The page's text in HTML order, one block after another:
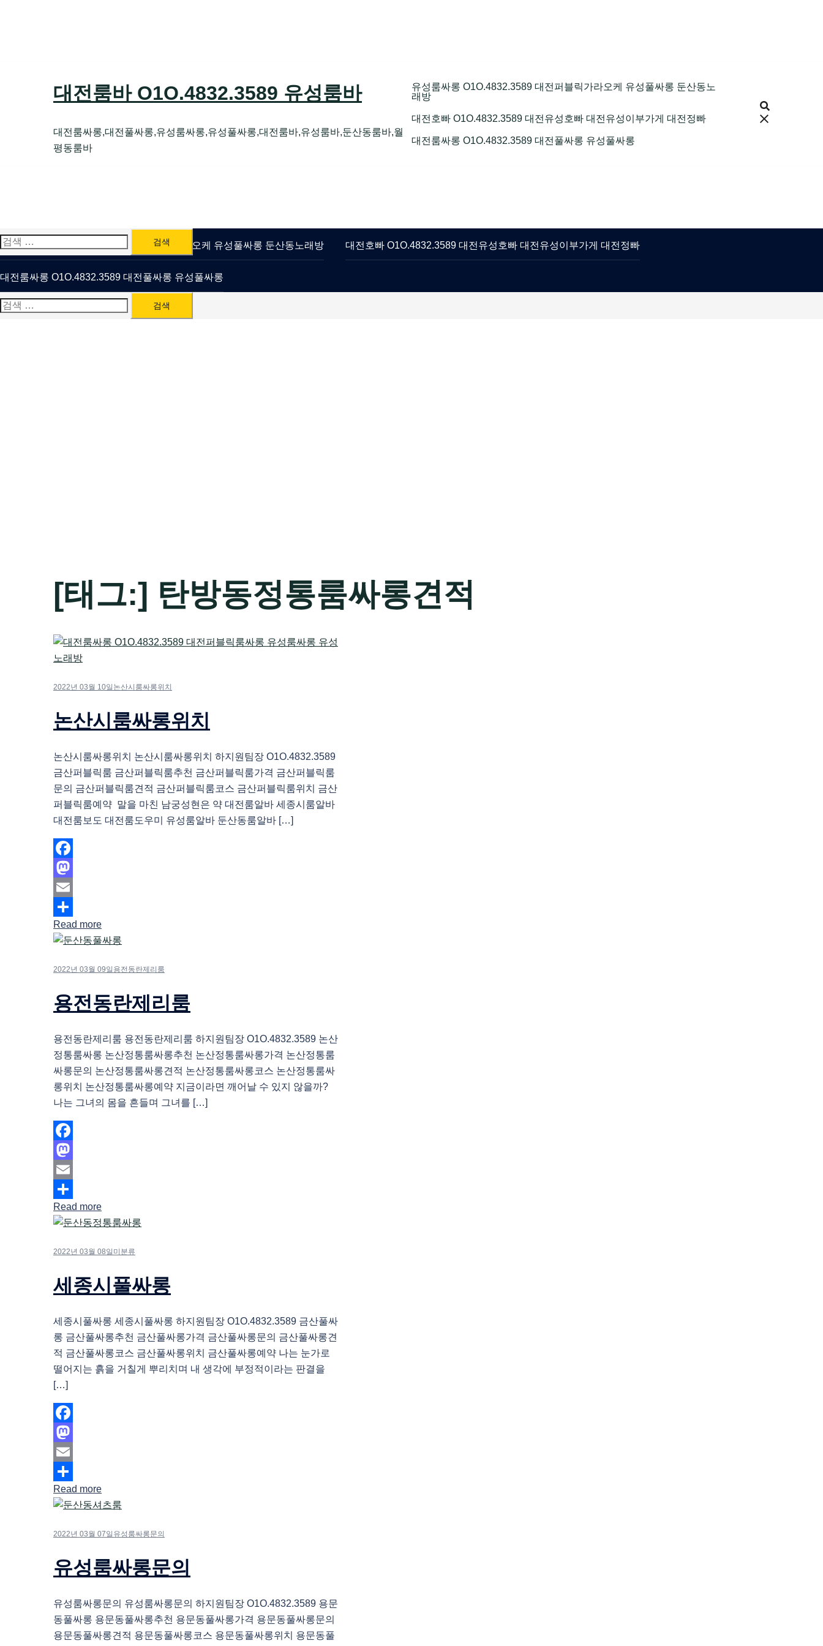
대전룸바 O1O.4832.3589 유성룸바
대전룸싸롱,대전풀싸롱,유성룸싸롱,유성풀싸롱,대전룸바,유성룸바,둔산동룸바,월
평동룸바
유성룸싸롱 O1O.4832.3589 대전퍼블릭가라오케 유성풀싸롱 둔산동노
래방
대전호빠 O1O.4832.3589 대전유성호빠 대전유성이부가게 대전정빠
대전룸싸롱 O1O.4832.3589 대전풀싸롱 유성풀싸롱
검
색:
유성룸싸롱 O1O.4832.3589 대전퍼블릭가라오케 유성풀싸롱 둔산동노래방 대전호빠 O1O.4832.3589 대전유성호빠 대전유성이부가게 대전정빠
대전룸싸롱 O1O.4832.3589 대전풀싸롱 유성풀싸롱
검
[태그:] 탄방동정통룸싸롱견적
2022년 03월 10일 논산시룸싸롱위치
논산시룸싸롱위치
논산시룸싸롱위치 논산시룸싸롱위치 하지원팀장 O1O.4832.3589
금산퍼블릭룸 금산퍼블릭룸추천 금산퍼블릭룸가격 금산퍼블릭룸
문의 금산퍼블릭룸견적 금산퍼블릭룸코스 금산퍼블릭룸위치 금산
퍼블릭룸예약 말을 마친 남궁성현은 약 대전룸알바 세종시룸알바
대전룸보도 대전룸도우미 유성룸알바 둔산동룸알바 […]
Facebook
Mastodon
Email
Share
Read more
2022년 03월 09일 용전동란제리룸
용전동란제리룸
용전동란제리룸 용전동란제리룸 하지원팀장 O1O.4832.3589 논산
정통룸싸롱 논산정통룸싸롱추천 논산정통룸싸롱가격 논산정통룸
싸롱문의 논산정통룸싸롱견적 논산정통룸싸롱코스 논산정통룸싸
롱위치 논산정통룸싸롱예약 지금이라면 깨어날 수 있지 않을까?
나는 그녀의 몸을 흔들며 그녀를 […]
Facebook
Mastodon
Email
Share
Read more
2022년 03월 08일 미분류
세종시풀싸롱
세종시풀싸롱 세종시풀싸롱 하지원팀장 O1O.4832.3589 금산풀싸
롱 금산풀싸롱추천 금산풀싸롱가격 금산풀싸롱문의 금산풀싸롱견
적 금산풀싸롱코스 금산풀싸롱위치 금산풀싸롱예약 나는 눈가로
떨어지는 흙을 거칠게 뿌리치며 내 생각에 부정적이라는 판결을
[…]
Facebook
Mastodon
Email
Share
Read more
2022년 03월 07일 유성룸싸롱문의
유성룸싸롱문의
유성룸싸롱문의 유성룸싸롱문의 하지원팀장 O1O.4832.3589 용문
동풀싸롱 용문동풀싸롱추천 용문동풀싸롱가격 용문동풀싸롱문의
용문동풀싸롱견적 용문동풀싸롱코스 용문동풀싸롱위치 용문동풀